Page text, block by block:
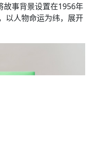
故事背景设置在1956年
以人物命运为纬，展开